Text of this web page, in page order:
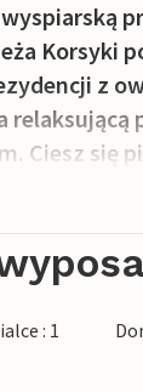
Korsyki
z
Ciesz się
idyllicznym
życiem.
: 1